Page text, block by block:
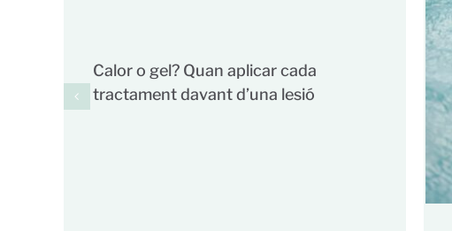
Calor o gel? Quan aplicar cada
tractament davant d’una lesió